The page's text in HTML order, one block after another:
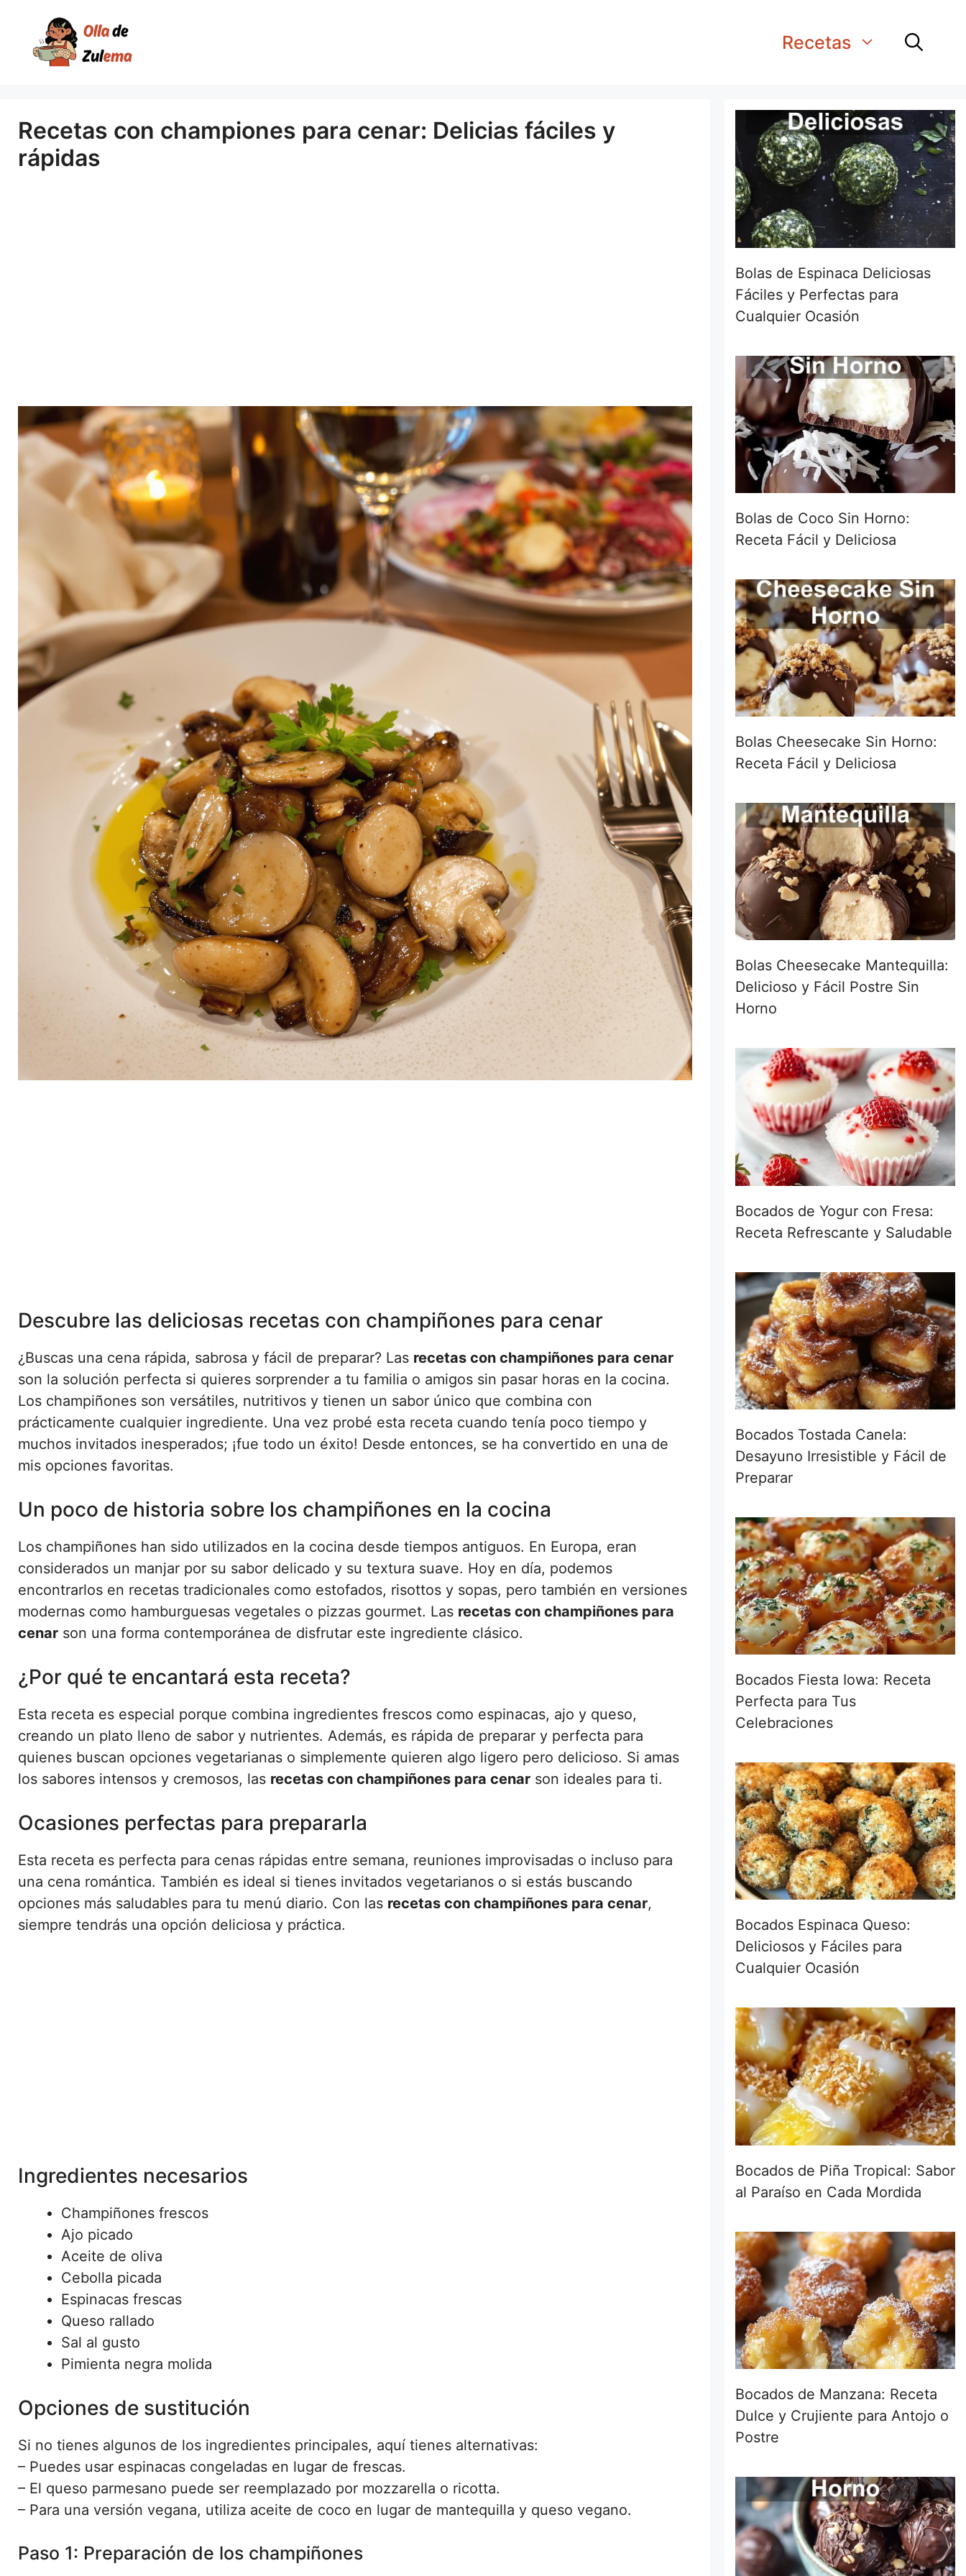
contenido
Recetas
Recetas con championes para cenar: Delicias fáciles y
rápidas
Descubre las deliciosas recetas con champiñones para cenar
¿Buscas una cena rápida, sabrosa y fácil de preparar? Las recetas con champiñones para cenar
son la solución perfecta si quieres sorprender a tu familia o amigos sin pasar horas en la cocina.
Los champiñones son versátiles, nutritivos y tienen un sabor único que combina con
prácticamente cualquier ingrediente. Una vez probé esta receta cuando tenía poco tiempo y
muchos invitados inesperados; ¡fue todo un éxito! Desde entonces, se ha convertido en una de
mis opciones favoritas.
Un poco de historia sobre los champiñones en la cocina
Los champiñones han sido utilizados en la cocina desde tiempos antiguos. En Europa, eran
considerados un manjar por su sabor delicado y su textura suave. Hoy en día, podemos
encontrarlos en recetas tradicionales como estofados, risottos y sopas, pero también en versiones
modernas como hamburguesas vegetales o pizzas gourmet. Las recetas con champiñones para
cenar son una forma contemporánea de disfrutar este ingrediente clásico.
¿Por qué te encantará esta receta?
Esta receta es especial porque combina ingredientes frescos como espinacas, ajo y queso,
creando un plato lleno de sabor y nutrientes. Además, es rápida de preparar y perfecta para
quienes buscan opciones vegetarianas o simplemente quieren algo ligero pero delicioso. Si amas
los sabores intensos y cremosos, las recetas con champiñones para cenar son ideales para ti.
Ocasiones perfectas para prepararla
Esta receta es perfecta para cenas rápidas entre semana, reuniones improvisadas o incluso para
una cena romántica. También es ideal si tienes invitados vegetarianos o si estás buscando
opciones más saludables para tu menú diario. Con las recetas con champiñones para cenar,
siempre tendrás una opción deliciosa y práctica.
Ingredientes necesarios
Champiñones frescos
Ajo picado
Aceite de oliva
Cebolla picada
Espinacas frescas
Queso rallado
Sal al gusto
Pimienta negra molida
Opciones de sustitución
Si no tienes algunos de los ingredientes principales, aquí tienes alternativas:
– Puedes usar espinacas congeladas en lugar de frescas.
– El queso parmesano puede ser reemplazado por mozzarella o ricotta.
– Para una versión vegana, utiliza aceite de coco en lugar de mantequilla y queso vegano.
Paso 1: Preparación de los champiñones
Bolas de Espinaca Deliciosas
Fáciles y Perfectas para
Cualquier Ocasión
Bolas de Coco Sin Horno:
Receta Fácil y Deliciosa
Bolas Cheesecake Sin Horno:
Receta Fácil y Deliciosa
Bolas Cheesecake Mantequilla:
Delicioso y Fácil Postre Sin
Horno
Bocados de Yogur con Fresa:
Receta Refrescante y Saludable
Bocados Tostada Canela:
Desayuno Irresistible y Fácil de
Preparar
Bocados Fiesta Iowa: Receta
Perfecta para Tus
Celebraciones
Bocados Espinaca Queso:
Deliciosos y Fáciles para
Cualquier Ocasión
Bocados de Piña Tropical: Sabor
al Paraíso en Cada Mordida
Bocados de Manzana: Receta
Dulce y Crujiente para Antojo o
Postre